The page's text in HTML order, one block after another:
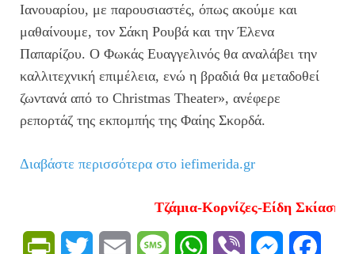
Ιανουαρίου, με παρουσιαστές, όπως ακούμε και
μαθαίνουμε, τον Σάκη Ρουβά και την Έλενα
Παπαρίζου. Ο Φωκάς Ευαγγελινός θα αναλάβει την
καλλιτεχνική επιμέλεια, ενώ η βραδιά θα μεταδοθεί
ζωντανά από το Christmas Theater», ανέφερε
ρεπορτάζ της εκπομπής της Φαίης Σκορδά.
Διαβάστε περισσότερα στο iefimerida.gr
Τζάμια-Κορνίζες-Είδη Σκίασης
W M